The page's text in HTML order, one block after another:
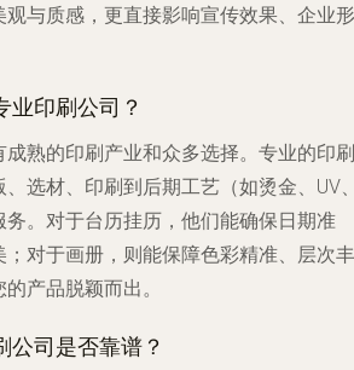
与质感，更直接影响宣传效果、企业形
业印刷公司？
熟的印刷产业和众多选择。专业的印刷
选材、印刷到后期工艺（如烫金、UV
。对于台历挂历，他们能确保日期准
对于画册，则能保障色彩精准、层次丰
产品脱颖而出。
公司是否靠谱？